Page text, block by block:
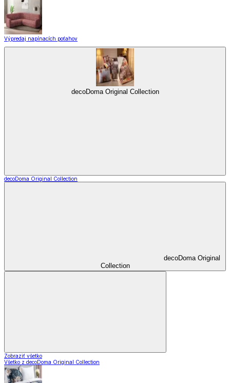
Výpredaj napínacích poťahov
decoDoma Original Collection
decoDoma Original Collection
decoDoma Original
Collection
Zobraziť všetko
Všetko z decoDoma Original Collection